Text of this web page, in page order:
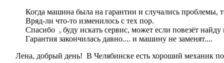
Когда машина была на гарантии и случались проблемы,
Вряд-ли что-то изменилось с тех пор.
Спасибо , буду искать сервис, может если повезёт
Гарантия закончилась давно.... и машину не заменят....
Лена, добрый день! В Челябинске есть хороший механик по